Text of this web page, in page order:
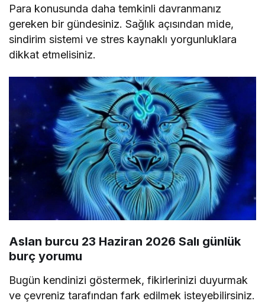
Para konusunda daha temkinli davranmanız
gereken bir gündesiniz. Sağlık açısından mide,
sindirim sistemi ve stres kaynaklı yorgunluklara
dikkat etmelisiniz.
Aslan burcu 23 Haziran 2026 Salı günlük
burç yorumu
Bugün kendinizi göstermek, fikirlerinizi duyurmak
ve çevreniz tarafından fark edilmek isteyebilirsiniz.